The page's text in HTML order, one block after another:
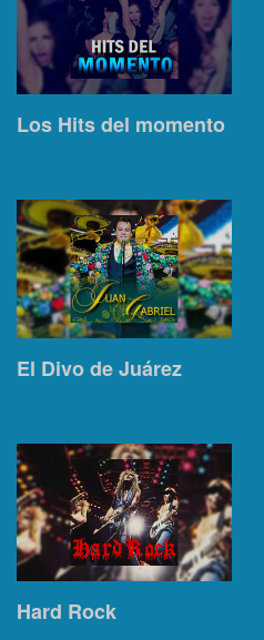
Los Hits del momento
El Divo de Juárez
Hard Rock